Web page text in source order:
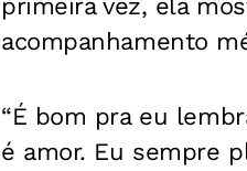
primeira vez, ela
acompanhamento
“É bom pra eu
é amor. Eu sempre